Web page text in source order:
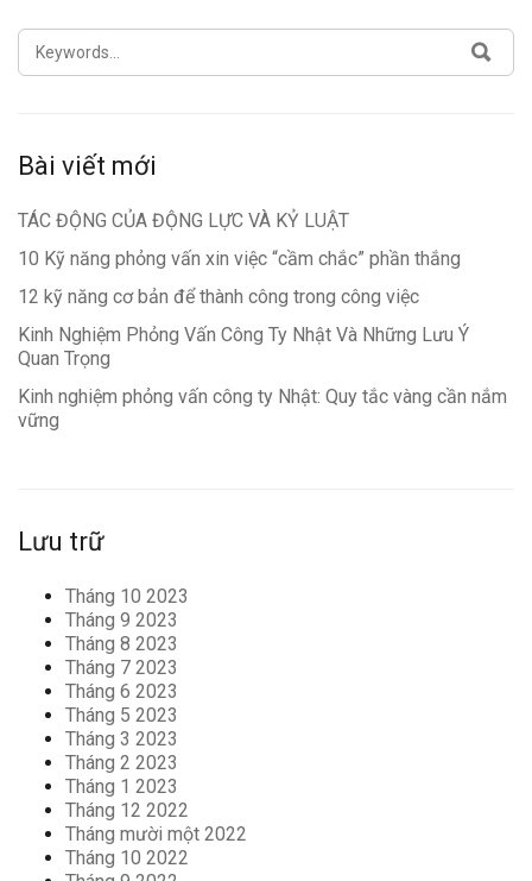
SEARCH
FOR:
Bài viết mới
TÁC ĐỘNG CỦA ĐỘNG LỰC VÀ KỶ LUẬT
10 Kỹ năng phỏng vấn xin việc “cầm chắc” phần thắng
12 kỹ năng cơ bản để thành công trong công việc
Kinh Nghiệm Phỏng Vấn Công Ty Nhật Và Những Lưu Ý
Quan Trọng
Kinh nghiệm phỏng vấn công ty Nhật: Quy tắc vàng cần nắm
vững
Lưu trữ
Tháng 10 2023
Tháng 9 2023
Tháng 8 2023
Tháng 7 2023
Tháng 6 2023
Tháng 5 2023
Tháng 3 2023
Tháng 2 2023
Tháng 1 2023
Tháng 12 2022
Tháng mười một 2022
Tháng 10 2022